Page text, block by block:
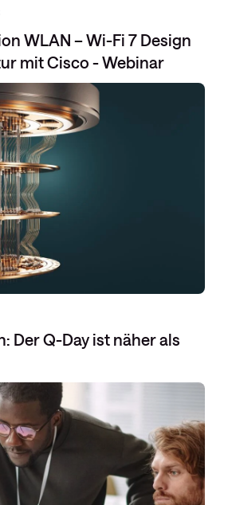
WLAN – Wi-Fi 7 Design
mit Cisco - Webinar
Der Q-Day ist näher als